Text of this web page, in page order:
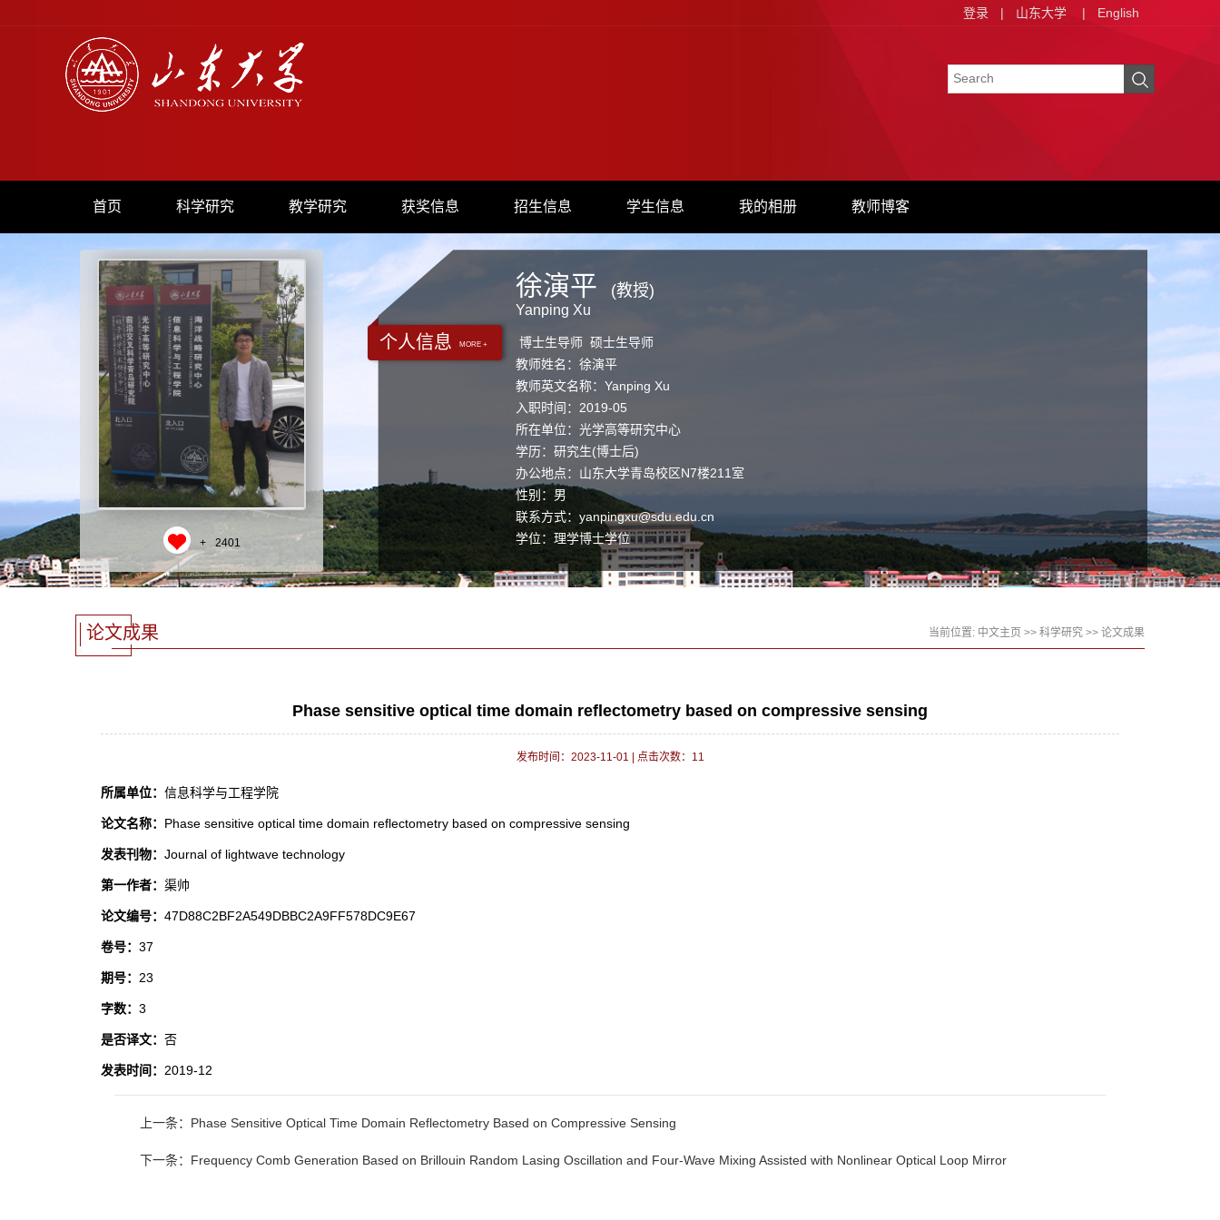
登录 | 山东大学 | English
首页 科学研究 教学研究 获奖信息 招生信息 学生信息 我的相册 教师博客
+ 2401
个人信息 MORE +
徐演平
Yanping Xu
(教授)
博士生导师 硕士生导师
教师姓名：徐演平
教师英文名称：Yanping Xu
入职时间：2019-05
所在单位：光学高等研究中心
学历：研究生(博士后)
办公地点：山东大学青岛校区N7楼211室
性别：男
联系方式： yanpingxu@sdu.edu.cn
学位：理学博士学位
职称：教授
毕业院校：渥太华大学
论文成果 当前位置: 中文主页 >> 科学研究 >> 论文成果
Phase sensitive optical time domain reflectometry based on compressive sensing
发布时间：2023-11-01 点击次数： 11
所属单位： 信息科学与工程学院
论文名称： Phase sensitive optical time domain reflectometry based on compressive sensing
发表刊物： Journal of lightwave technology
第一作者： 渠帅
论文编号： 47D88C2BF2A549DBBC2A9FF578DC9E67
卷号： 37
期号： 23
字数： 3
是否译文： 否
发表时间： 2019-12
上一条：Phase Sensitive Optical Time Domain Reflectometry Based on Compressive Sensing
下一条：Frequency Comb Generation Based on Brillouin Random Lasing Oscillation and Four-Wave Mixing Assisted with Nonlinear Optical Loop Mirror